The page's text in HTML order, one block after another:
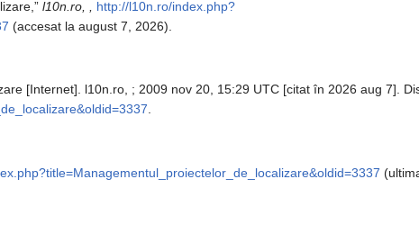
l10n.ro, ,
http://l10n.ro/index.php?
(accesat la august 7, 2026).
[Internet]. l10n.ro, ; 2009 nov 20, 15:29 UTC [citat în 2026 aug 7].
.